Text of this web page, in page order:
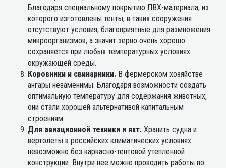
Благодаря специальному покрытию ПВХ-материала, из
которого изготовлены тенты, в таких сооружения
отсутствуют условия, благоприятные для размножения
микроорганизмов, а значит зерно очень хорошо
сохраняется при любых температурных условиях
окружающей среды.
Коровники и свинарники. В фермерском хозяйстве
ангары незаменимы. Благодаря возможности создать
оптимальную температуру для содержания животных,
они стали хорошей альтернативой капитальным
строениям.
Для авиационной техники и яхт. Хранить судна и
вертолеты в российских климатических условиях
невозможно без каркасно-тентовой утепленной
конструкции. Внутри нее можно проводить работы по